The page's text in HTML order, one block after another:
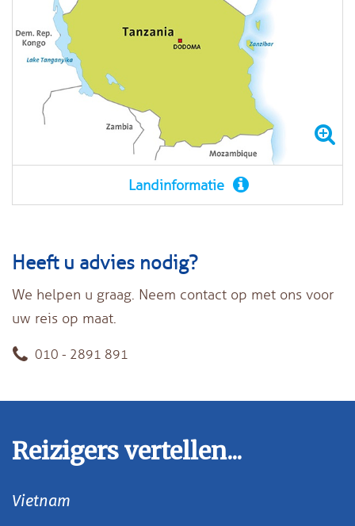
Landinformatie
Heeft u advies nodig?
We helpen u graag. Neem contact op met ons voor
uw reis op maat.
010 - 2891 891
Reizigers vertellen...
Vietnam